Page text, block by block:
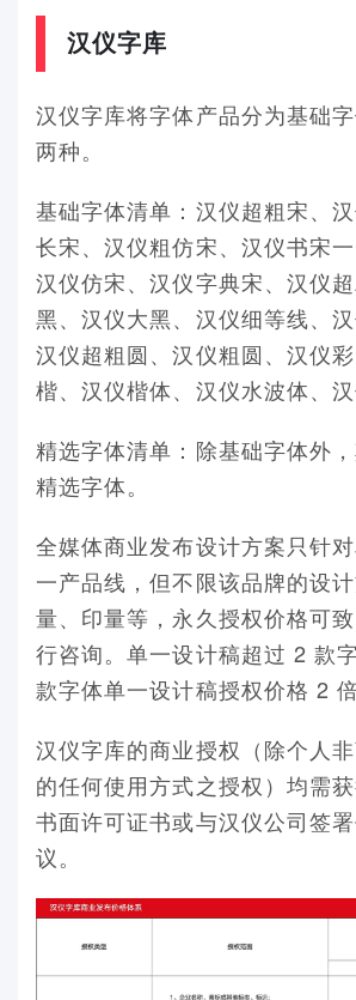
汉仪字库
汉仪字库将字体产品分为基础
两种。
基础字体清单：汉仪超粗宋、
长宋、汉仪粗仿宋、汉仪书宋一
汉仪仿宋、汉仪字典宋、汉仪
黑、汉仪大黑、汉仪细等线、汉
汉仪超粗圆、汉仪粗圆、汉仪
楷、汉仪楷体、汉仪水波体、汉
精选字体清单：除基础字体外
精选字体。
全媒体商业发布设计方案只针
一产品线，但不限该品牌的设
量、印量等，永久授权价格可
行咨询。单一设计稿超过 2 款
款字体单一设计稿授权价格 2 倍
汉仪字库的商业授权（除个人
的任何使用方式之授权）均需
书面许可证书或与汉仪公司签
议。